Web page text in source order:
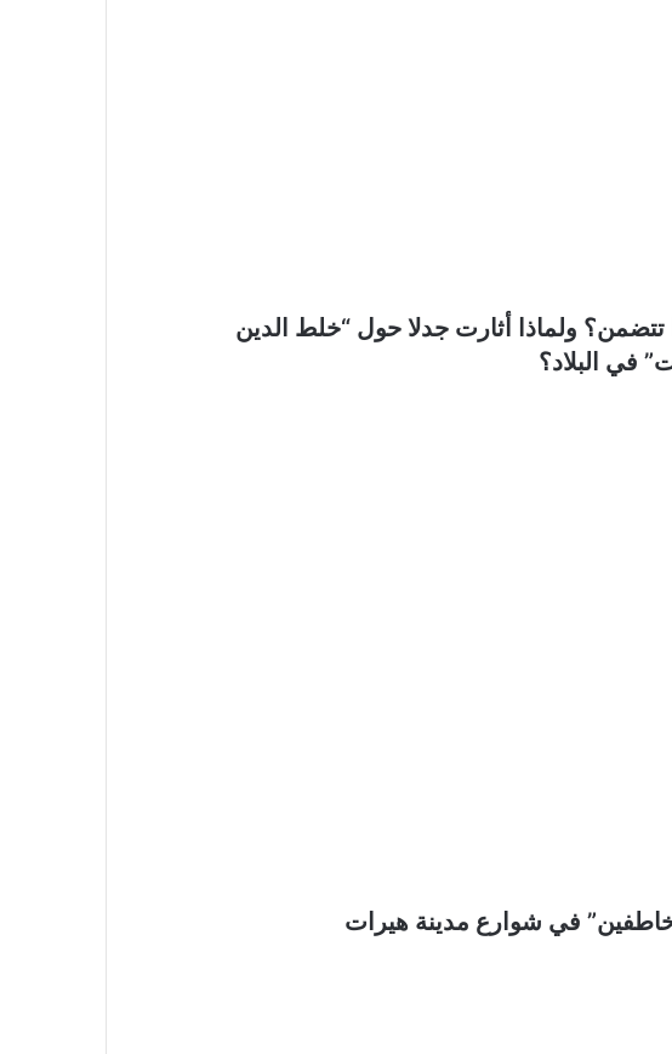
تتضمن؟ ولماذا أثارت جدلا حول “خلط الدين
في البلاد؟
في شوارع مدينة هيرات